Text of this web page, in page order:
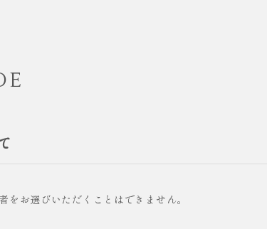
をお選びいただくことはできません。